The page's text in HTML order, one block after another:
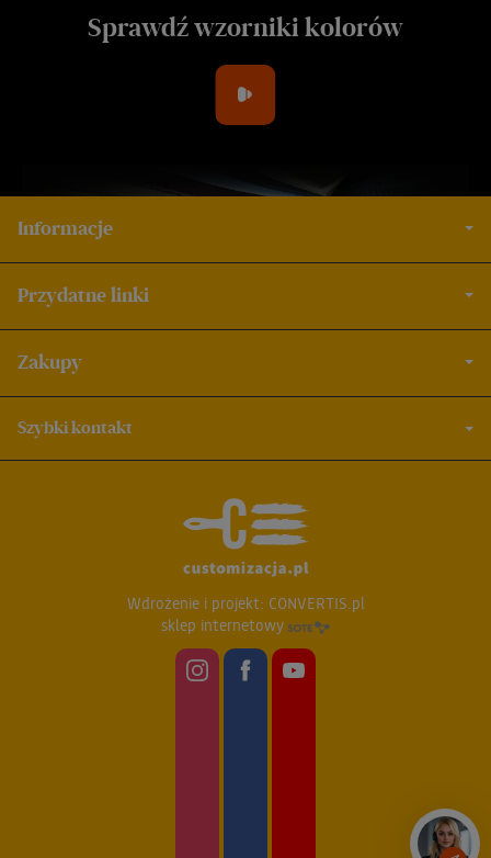
Sprawdź wzorniki kolorów
Informacje
Przydatne linki
Zakupy
Szybki kontakt
Wdrożenie i projekt: CONVERTIS.pl
sklep internetowy